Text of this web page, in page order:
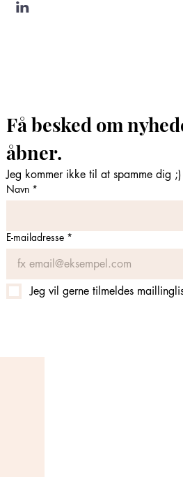
Få besked om
Jeg kommer ikke til at spamme dig ;)
Navn *
E-mailadresse *
Jeg vil gerne tilmeldes